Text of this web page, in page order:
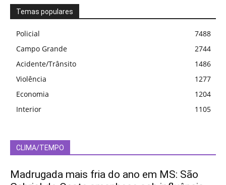
Temas populares
Policial
7488
Campo Grande
2744
Acidente/Trânsito
1486
Violência
1277
Economia
1204
Interior
1105
CLIMA/TEMPO
Madrugada mais fria do ano em MS: São